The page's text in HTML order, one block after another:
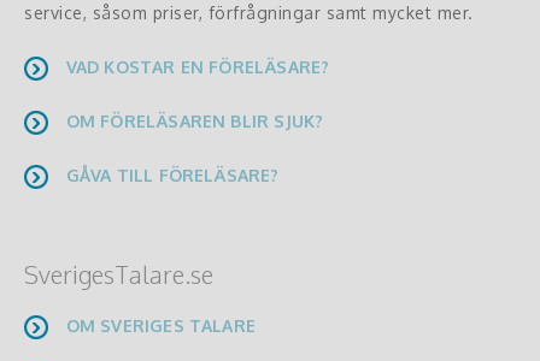
service, såsom priser, förfrågningar samt mycket mer.
VAD KOSTAR EN FÖRELÄSARE?
OM FÖRELÄSAREN BLIR SJUK?
GÅVA TILL FÖRELÄSARE?
SverigesTalare.se
OM SVERIGES TALARE